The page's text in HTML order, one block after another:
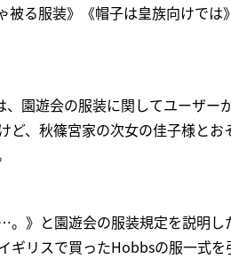
る服装》《帽子は皇族向けでは
園遊会の服装に関してユーザー
、秋篠宮家の次女の佳子様と
。》と園遊会の服装規定を説明
ギリスで買ったHobbsの服一式